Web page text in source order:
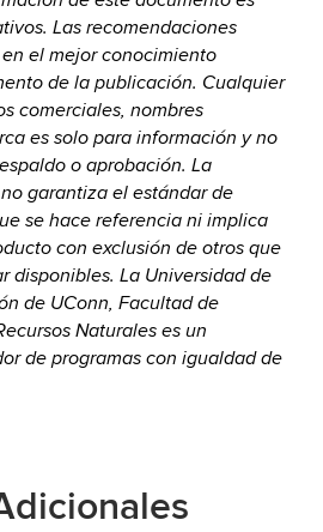
Las recomendaciones
el mejor conocimiento
de la publicación. Cualquier
comerciales, nombres
es solo para información y no
o aprobación. La
garantiza el estándar de
se hace referencia ni implica
con exclusión de otros que
disponibles. La Universidad de
de UConn, Facultad de
Naturales es un
de programas con igualdad de